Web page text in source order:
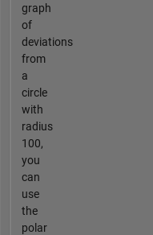
graph
of
deviations
from
a
circle
with
radius
100,
you
can
use
the
polar